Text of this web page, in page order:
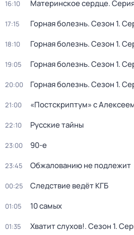
16:10 Материнское сердце.
17:15 Горная болезнь. Сезон 1.
18:10 Горная болезнь. Сезон 1.
19:05 Горная болезнь. Сезон 1.
20:00 Горная болезнь. Сезон 1.
21:00 «Постскриптум» с
22:10 Русские тайны
23:00 90-е
23:45 Обжалованию не подлежит
00:25 Следствие ведёт КГБ
01:05 10 самых
01:35 Хватит слухов!. Сезон 1.